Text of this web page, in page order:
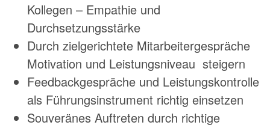
Kollegen – Empathie und
Durchsetzungsstärke
Durch zielgerichtete Mitarbeitergespräche
Motivation und Leistungsniveau steigern
Feedbackgespräche und Leistungskontrolle
als Führungsinstrument richtig einsetzen
Souveränes Auftreten durch richtige